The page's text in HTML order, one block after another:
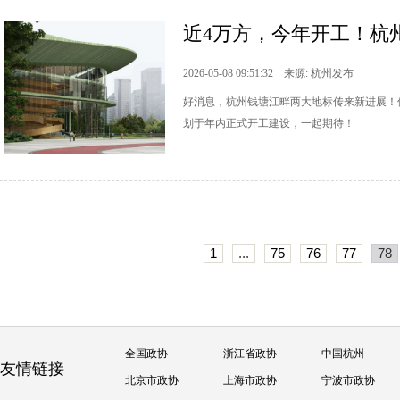
近4万方，今年开工！杭
2026-05-08 09:51:32 来源: 杭州发布
好消息，杭州钱塘江畔两大地标传来新进展
划于年内正式开工建设，一起期待！
1 ... 75 76 77 78
友情链接
全国政协 浙江省政协 中国杭州
北京市政协 上海市政协 宁波市政协